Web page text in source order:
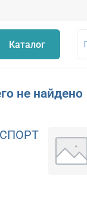
Каталог
не найдено